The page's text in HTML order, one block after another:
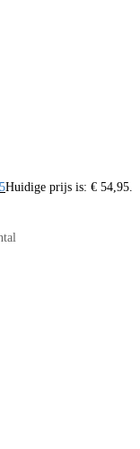
Huidige prijs is: € 54,95.